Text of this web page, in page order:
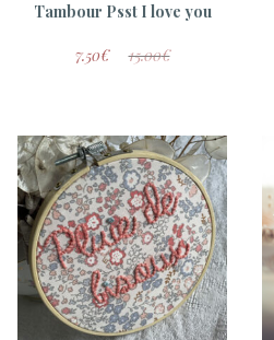
Tambour Psst I love you
7.50€ 15.00€